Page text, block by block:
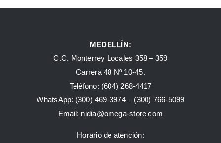
MEDELLÍN:
C.C. Monterrey Locales 358 – 359
Carrera 48 Nº 10-45.
Teléfono: (604) 268-4417
WhatsApp: (300) 469-3974 – (300) 766-5099
Email: nidia@omega-store.com
Horario de atención: